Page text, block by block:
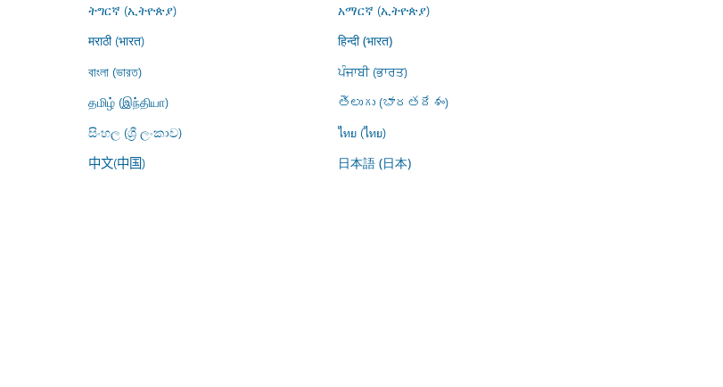
ትግርኛ (ኢትዮጵያ) አማርኛ (ኢትዮጵያ)
मराठी (भारत) हिन्दी (भारत)
বাংলা (ভারত)
ਪੰਜਾਬੀ (ਭਾਰਤ)
தமிழ் (இந்தியா)
తెలుగు (భారతదేశం)
සිංහල (ශ්‍රී ලංකාව)
ไทย (ไทย)
中文(中国) 日本語 (日本)